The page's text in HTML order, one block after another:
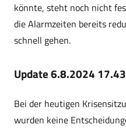
könnte, steht noch nicht
die Alarmzeiten bereits
schnell gehen.
Update 6.8.2024
Bei der heutigen
wurden keine